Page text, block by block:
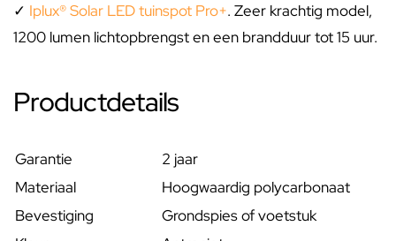
✓ Iplux® Solar LED tuinspot Pro+. Zeer krachtig model,
1200 lumen lichtopbrengst en een brandduur tot 15 uur.
Productdetails
Garantie
2 jaar
Materiaal
Hoogwaardig polycarbonaat
Bevestiging
Grondspies of voetstuk